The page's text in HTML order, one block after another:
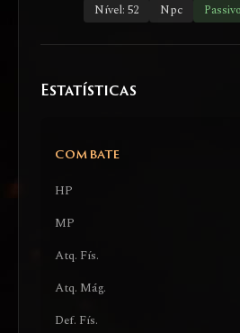
Nível: 52 Npc Passivo
Estatísticas
COMBATE
HP
MP
Atq. Fís.
Atq. Mág.
Def. Fís.